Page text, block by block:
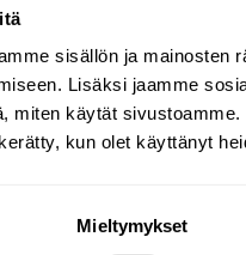
sisällön ja mainosten
Lisäksi jaamme
miten käytät
kun olet käyttänyt
Mieltymykset
Välj leveransland
Leveransland